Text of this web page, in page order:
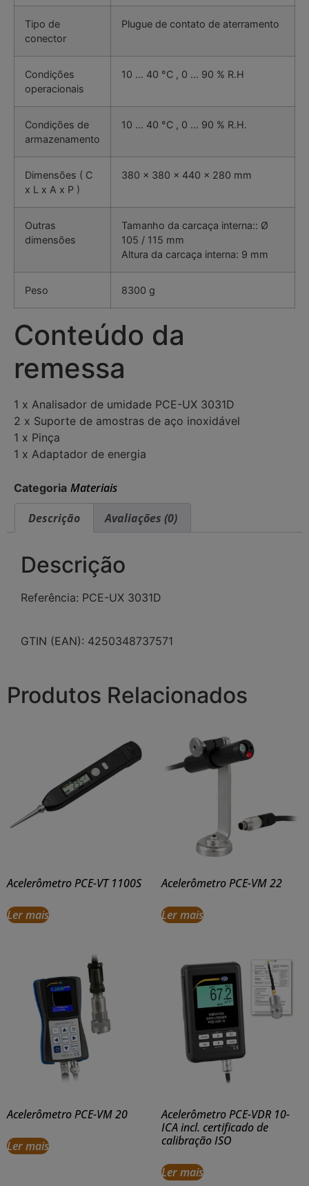
Tipo de
conector
Plugue de contato de aterramento
Condições
operacionais
10 … 40 °C , 0 … 90 % R.H
Condições de
armazenamento
10 … 40 °C , 0 … 90 % R.H.
Dimensões ( C
x L x A x P )
380 x 380 x 440 x 280 mm
Outras
dimensões
Tamanho da carcaça interna:: Ø
105 / 115 mm
Altura da carcaça interna: 9 mm
Peso 8300 g
Conteúdo da
remessa
1 x Analisador de umidade PCE-UX 3031D
2 x Suporte de amostras de aço inoxidável
1 x Pinça
1 x Adaptador de energia
Categoria Materiais
Descrição
Avaliações (0)
Descrição
Referência: PCE-UX 3031D
GTIN (EAN): 4250348737571
Produtos Relacionados
Acelerômetro PCE-VT 1100S
Ler mais
Acelerômetro PCE-VM 22
Ler mais
Acelerômetro PCE-VM 20
Ler mais
Acelerômetro PCE-VDR 10-
ICA incl. certificado de
calibração ISO
Ler mais